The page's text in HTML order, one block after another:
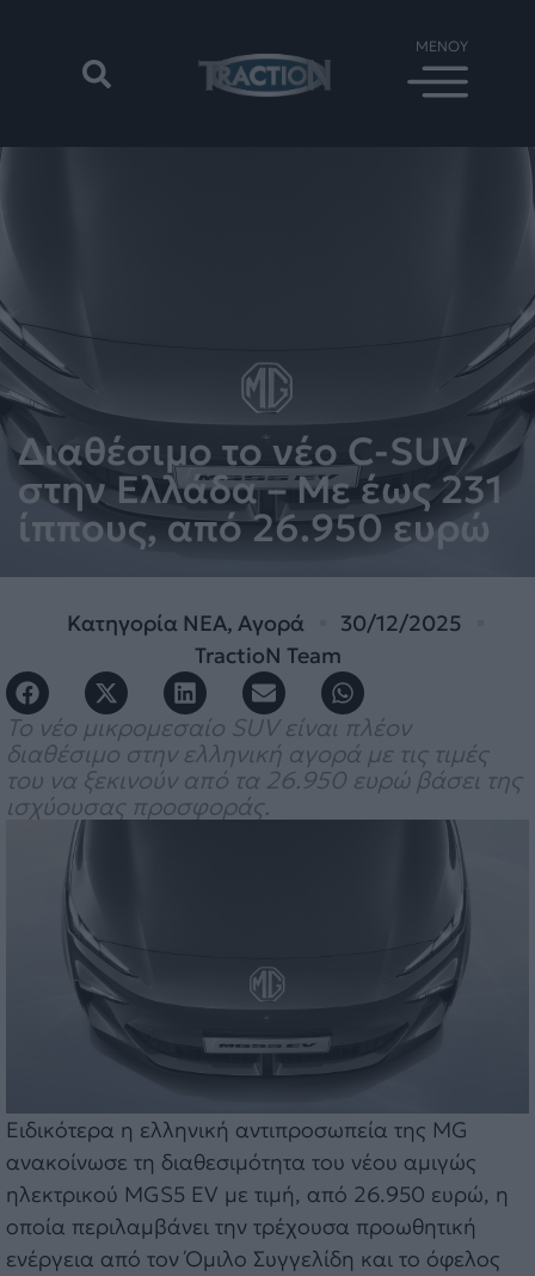
Διαθέσιμο το νέο C-SUV
στην Ελλάδα – Με έως 231
ίππους, από 26.950 ευρώ
Κατηγορία ΝΕΑ, Αγορά
30/12/2025
TractioN Team
Το νέο μικρομεσαίο SUV είναι πλέον
διαθέσιμο στην ελληνική αγορά με τις τιμές
του να ξεκινούν από τα 26.950 ευρώ βάσει της
ισχύουσας προσφοράς.
Ειδικότερα η ελληνική αντιπροσωπεία της MG
ανακοίνωσε τη διαθεσιμότητα του νέου αμιγώς
ηλεκτρικού MGS5 EV με τιμή, από 26.950 ευρώ, η
οποία περιλαμβάνει την τρέχουσα προωθητική
ενέργεια από τον Όμιλο Συγγελίδη και το όφελος